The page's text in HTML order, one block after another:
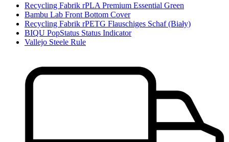
Recycling Fabrik rPLA Premium Essential Green
Bambu Lab Front Bottom Cover
Recycling Fabrik rPETG Flauschiges Schaf (Biały)
BIQU PopStatus Status Indicator
Vallejo Steele Rule